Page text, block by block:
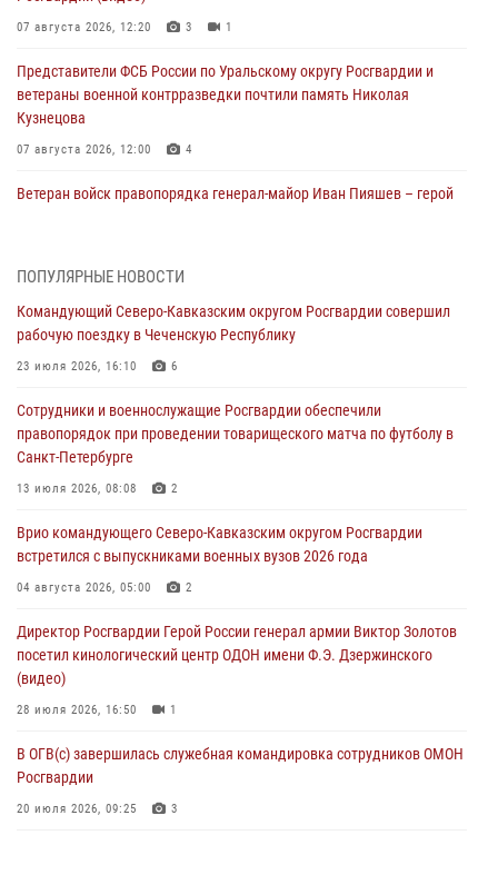
07 августа 2026, 12:20 3 1
Представители ФСБ России по Уральскому округу Росгвардии и
ветераны военной контрразведки почтили память Николая
Кузнецова
07 августа 2026, 12:00 4
Ветеран войск правопорядка генерал-майор Иван Пияшев – герой
Смольного собора в Санкт-Петербурге (видео)
07 августа 2026, 11:34
взрывобезопасности
07 августа 2026, 11:33
Рэпер ST посетил раненых росгвардейцев в Главном военном
07 августа 2026, 11:18 2
Патриотическая акция «Каникулы с Росгвардией» прошла в
07 августа 2026, 11:00
ПОПУЛЯРНЫЕ НОВОСТИ
Командующий Северо-Кавказским округом Росгвардии совершил
рабочую поездку в Чеченскую Республику
23 июля 2026, 16:10 6
Сотрудники и военнослужащие Росгвардии обеспечили
правопорядок при проведении товарищеского матча по футболу в
Санкт-Петербурге
13 июля 2026, 08:08 2
Врио командующего Северо-Кавказским округом Росгвардии
встретился с выпускниками военных вузов 2026 года
04 августа 2026, 05:00 2
Директор Росгвардии Герой России генерал армии Виктор Золотов
посетил кинологический центр ОДОН имени Ф.Э. Дзержинского
(видео)
28 июля 2026, 16:50 1
В ОГВ(с) завершилась служебная командировка сотрудников ОМОН
Росгвардии
20 июля 2026, 09:25 3